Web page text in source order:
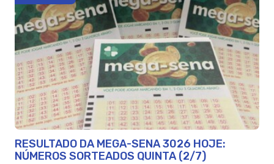
RESULTADO DA MEGA-SENA 3026 HOJE:
NÚMEROS SORTEADOS QUINTA (2/7)